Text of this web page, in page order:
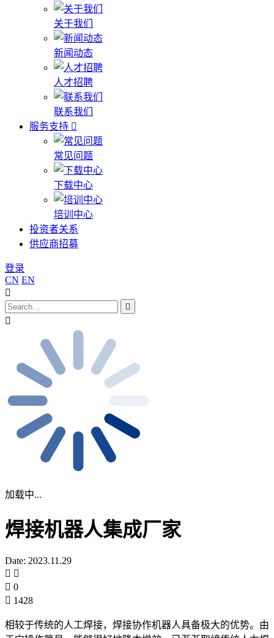
关于我们
新闻动态
人才招聘
联系我们
服务支持
常见问题
下载中心
培训中心
投资者关系
供应商招募
登录
CN EN
加载中...
焊接机器人集成厂家
Date: 2023.11.29
0
1428
相较于传统的人工焊接，焊接协作机器人具备极大的优势。由